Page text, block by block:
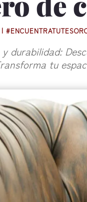
|
y durabilidad:
tu